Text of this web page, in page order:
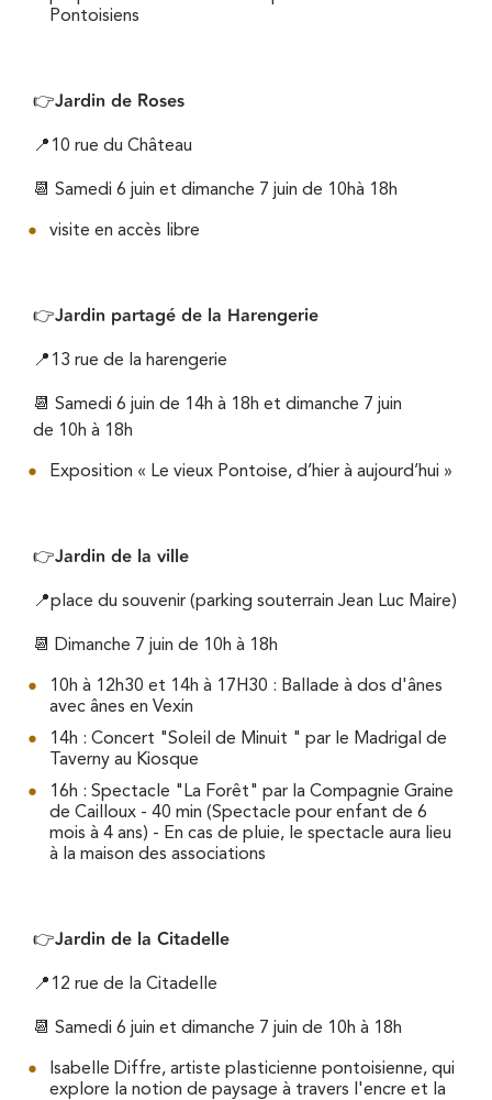
Pontoisiens
👉Jardin de Roses
📍10 rue du Château
📆 Samedi 6 juin et dimanche 7 juin de 10hà 18h
visite en accès libre
👉Jardin partagé de la Harengerie
📍13 rue de la harengerie
📆 Samedi 6 juin de 14h à 18h et dimanche 7 juin
de 10h à 18h
Exposition « Le vieux Pontoise, d’hier à aujourd’hui »
👉Jardin de la ville
📍place du souvenir (parking souterrain Jean Luc Maire)
📆 Dimanche 7 juin de 10h à 18h
10h à 12h30 et 14h à 17H30 : Ballade à dos d'ânes
avec ânes en Vexin
14h : Concert "Soleil de Minuit " par le Madrigal de
Taverny au Kiosque
16h : Spectacle "La Forêt" par la Compagnie Graine
de Cailloux - 40 min (Spectacle pour enfant de 6
mois à 4 ans) - En cas de pluie, le spectacle aura lieu
à la maison des associations
👉Jardin de la Citadelle
📍12 rue de la Citadelle
📆 Samedi 6 juin et dimanche 7 juin de 10h à 18h
Isabelle Diffre, artiste plasticienne pontoisienne, qui
explore la notion de paysage à travers l'encre et la